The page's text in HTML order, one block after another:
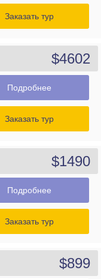
Заказать тур
$4602
Подробнее
Заказать тур
$1490
Подробнее
Заказать тур
$899